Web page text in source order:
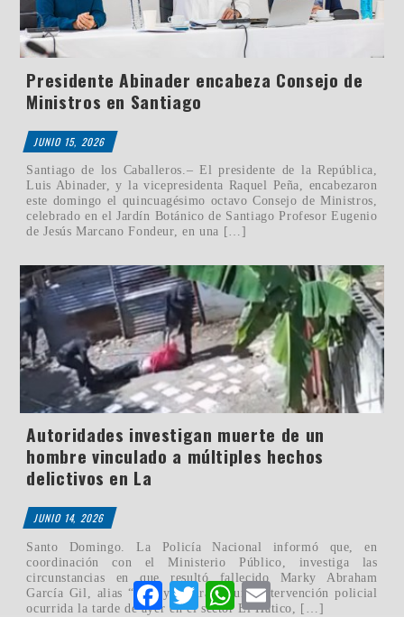
Presidente Abinader encabeza Consejo de
Ministros en Santiago
JUNIO 15, 2026
Santiago de los Caballeros.– El presidente de la República,
Luis Abinader, y la vicepresidenta Raquel Peña, encabezaron
este domingo el quincuagésimo octavo Consejo de Ministros,
celebrado en el Jardín Botánico de Santiago Profesor Eugenio
de Jesús Marcano Fondeur, en una […]
Autoridades investigan muerte de un
hombre vinculado a múltiples hechos
delictivos en La
JUNIO 14, 2026
Santo Domingo. La Policía Nacional informó que, en
coordinación con el Ministerio Público, investiga las
circunstancias en que resultó fallecido Marky Abraham
García Gil, alias “Maiky”, durante una intervención policial
ocurrida la tarde de ayer en el sector El Hatico, […]
FacebookTwitterWhatsApp
Email